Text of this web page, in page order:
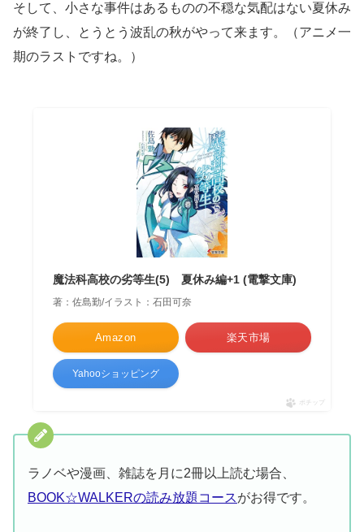
そして、小さな事件はあるものの不穏な気配はない夏休み
が終了し、とうとう波乱の秋がやって来ます。（アニメ一
期のラストですね。）
魔法科高校の劣等生(5) 夏休み編+1 (電撃文庫)
著：佐島勤/イラスト：石田可奈
Amazon 楽天市場
Yahooショッピング
ポチップ
ラノベや漫画、雑誌を月に2冊以上読む場合、
BOOK☆WALKERの読み放題コースがお得です。